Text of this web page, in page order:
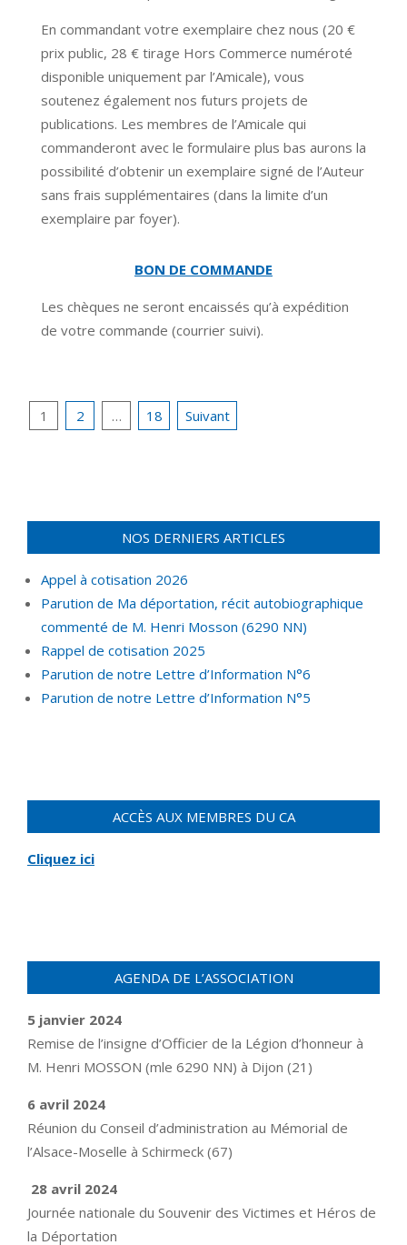
En commandant votre exemplaire chez nous (20 €
prix public, 28 € tirage Hors Commerce numéroté
disponible uniquement par l’Amicale), vous
soutenez également nos futurs projets de
publications. Les membres de l’Amicale qui
commanderont avec le formulaire plus bas aurons la
possibilité d’obtenir un exemplaire signé de l’Auteur
sans frais supplémentaires (dans la limite d’un
exemplaire par foyer).
BON DE COMMANDE
Les chèques ne seront encaissés qu’à expédition
de votre commande (courrier suivi).
1 2 … 18 Suivant
NOS DERNIERS ARTICLES
Appel à cotisation 2026
Parution de Ma déportation, récit autobiographique
commenté de M. Henri Mosson (6290 NN)
Rappel de cotisation 2025
Parution de notre Lettre d’Information N°6
Parution de notre Lettre d’Information N°5
ACCÈS AUX MEMBRES DU CA
Cliquez ici
AGENDA DE L’ASSOCIATION
5 janvier 2024
Remise de l’insigne d’Officier de la Légion d’honneur à
M. Henri MOSSON (mle 6290 NN) à Dijon (21)
6 avril 2024
Réunion du Conseil d’administration au Mémorial de
l’Alsace-Moselle à Schirmeck (67)
28 avril 2024
Journée nationale du Souvenir des Victimes et Héros de
la Déportation